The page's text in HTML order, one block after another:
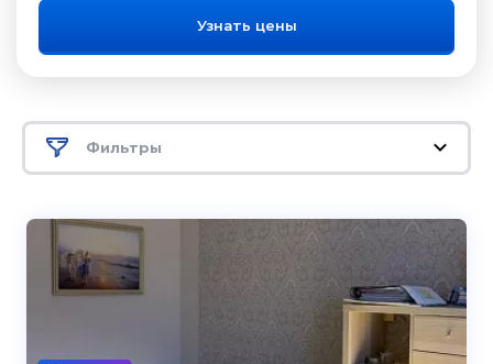
Узнать цены
Фильтры